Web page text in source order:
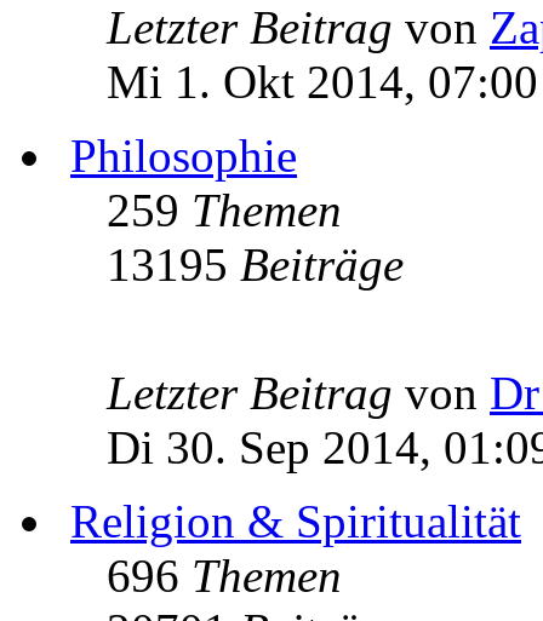
Letzter Beitrag von
Mi 1. Okt 2014, 07:00
Philosophie
259 Themen
13195 Beiträge
Letzter Beitrag von
Di 30. Sep 2014,
Religion & Spiritualität
696 Themen